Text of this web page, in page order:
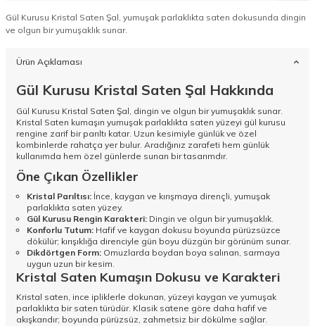
Gül Kurusu Kristal Saten Şal, yumuşak parlaklıkta saten dokusunda dingin
ve olgun bir yumuşaklık sunar.
Ürün Açıklaması
Gül Kurusu Kristal Saten Şal Hakkında
Gül Kurusu Kristal Saten Şal, dingin ve olgun bir yumuşaklık sunar.
Kristal Saten kumaşın yumuşak parlaklıkta saten yüzeyi gül kurusu
rengine zarif bir parıltı katar. Uzun kesimiyle günlük ve özel
kombinlerde rahatça yer bulur. Aradığınız zarafeti hem günlük
kullanımda hem özel günlerde sunan bir tasarımdır.
Öne Çıkan Özellikler
Kristal Parıltısı: İnce, kaygan ve kırışmaya dirençli, yumuşak
parlaklıkta saten yüzey.
Gül Kurusu Rengin Karakteri: Dingin ve olgun bir yumuşaklık.
Konforlu Tutum: Hafif ve kaygan dokusu boyunda pürüzsüzce
dökülür; kırışıklığa direnciyle gün boyu düzgün bir görünüm sunar.
Dikdörtgen Form: Omuzlarda boydan boya salınan, sarmaya
uygun uzun bir kesim.
Kristal Saten Kumaşın Dokusu ve Karakteri
Kristal saten, ince ipliklerle dokunan, yüzeyi kaygan ve yumuşak
parlaklıkta bir saten türüdür. Klasik satene göre daha hafif ve
akışkandır; boyunda pürüzsüz, zahmetsiz bir dökülme sağlar.